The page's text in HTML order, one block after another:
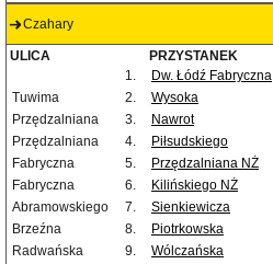
Czahary
ULICA PRZYSTANEK
1.
Dw. Łódź Fabryczna
Tuwima
2. Wysoka
Przędzalniana
3. Nawrot
Przędzalniana
4. Piłsudskiego
Fabryczna
5. Przędzalniana NŻ
Fabryczna
6. Kilińskiego NŻ
Abramowskiego
7. Sienkiewicza
Brzeźna
8. Piotrkowska
Radwańska
9. Wólczańska